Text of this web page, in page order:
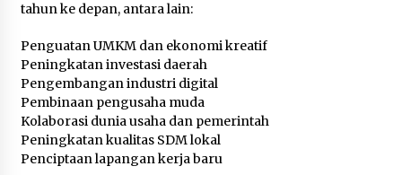
tahun ke depan, antara lain:
Penguatan UMKM dan ekonomi kreatif
Peningkatan investasi daerah
Pengembangan industri digital
Pembinaan pengusaha muda
Kolaborasi dunia usaha dan pemerintah
Peningkatan kualitas SDM lokal
Penciptaan lapangan kerja baru